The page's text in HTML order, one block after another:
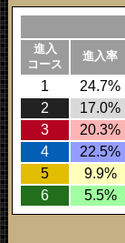
進入
コース
進入率
1 24.7%
2
17.0%
3
20.3%
4
22.5%
5
9.9%
6
5.5%